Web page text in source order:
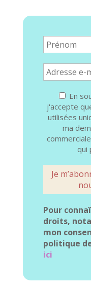
En
j'accepte
utilisées
ma
qui
Pour
droits,
mon
politique
ici